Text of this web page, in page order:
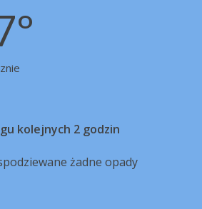
kolejnych 2 godzin
żadne opady